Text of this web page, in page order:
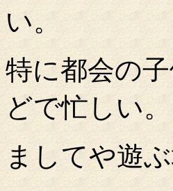
い。
特に都会の
どで忙しい。
ましてや遊